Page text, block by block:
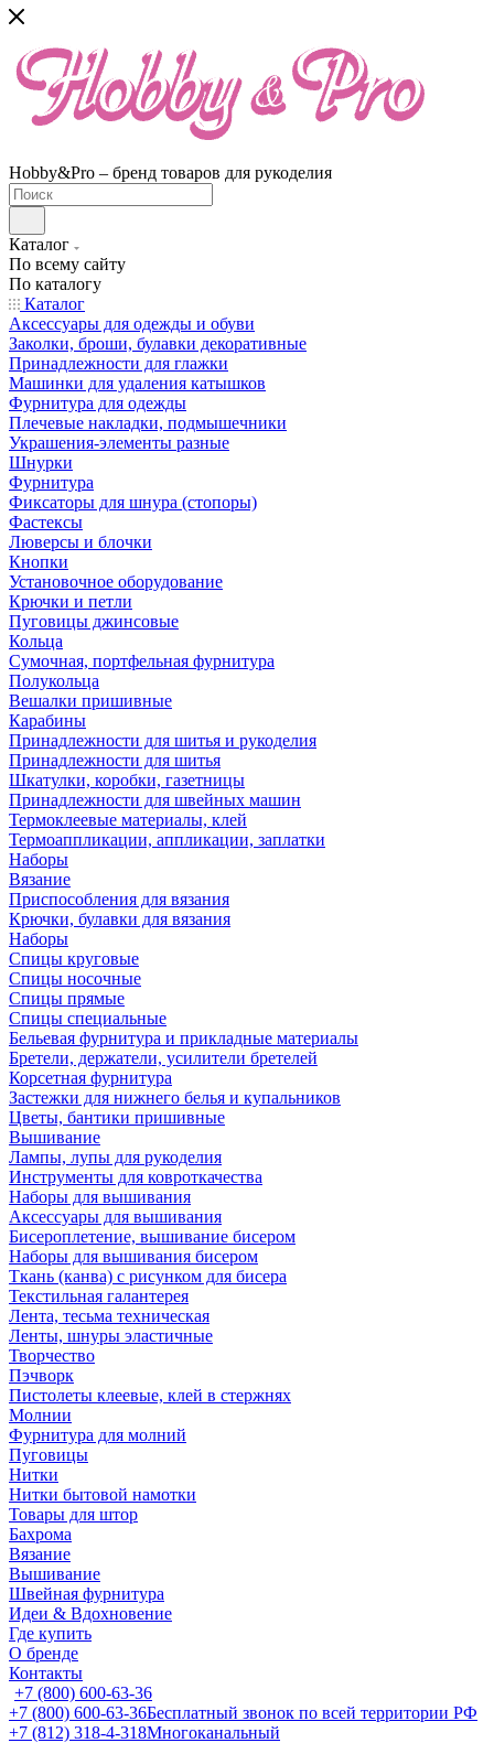
Hobby&Pro – бренд товаров для рукоделия
Каталог
По всему сайту
По каталогу
Каталог
Аксессуары для одежды и обуви
Заколки, броши, булавки декоративные
Принадлежности для глажки
Машинки для удаления катышков
Фурнитура для одежды
Плечевые накладки, подмышечники
Украшения-элементы разные
Шнурки
Фурнитура
Фиксаторы для шнура (стопоры)
Фастексы
Люверсы и блочки
Кнопки
Установочное оборудование
Крючки и петли
Пуговицы джинсовые
Кольца
Сумочная, портфельная фурнитура
Полукольца
Вешалки пришивные
Карабины
Принадлежности для шитья и рукоделия
Принадлежности для шитья
Шкатулки, коробки, газетницы
Принадлежности для швейных машин
Термоклеевые материалы, клей
Термоаппликации, аппликации, заплатки
Наборы
Вязание
Приспособления для вязания
Крючки, булавки для вязания
Наборы
Спицы круговые
Спицы носочные
Спицы прямые
Спицы специальные
Бельевая фурнитура и прикладные материалы
Бретели, держатели, усилители бретелей
Корсетная фурнитура
Застежки для нижнего белья и купальников
Цветы, бантики пришивные
Вышивание
Лампы, лупы для рукоделия
Инструменты для ковроткачества
Наборы для вышивания
Аксессуары для вышивания
Бисероплетение, вышивание бисером
Наборы для вышивания бисером
Ткань (канва) с рисунком для бисера
Текстильная галантерея
Лента, тесьма техническая
Ленты, шнуры эластичные
Творчество
Пэчворк
Пистолеты клеевые, клей в стержнях
Молнии
Фурнитура для молний
Пуговицы
Нитки
Нитки бытовой намотки
Товары для штор
Бахрома
Вязание
Вышивание
Швейная фурнитура
Идеи & Вдохновение
Где купить
О бренде
Контакты
+7 (800) 600-63-36
+7 (800) 600-63-36Бесплатный звонок по всей территории РФ
+7 (812) 318-4-318Многоканальный